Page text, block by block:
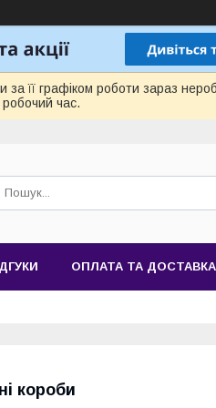
її графіком роботи зараз
робочий час.
ОПЛАТА ТА ДОСТАВКА
короби